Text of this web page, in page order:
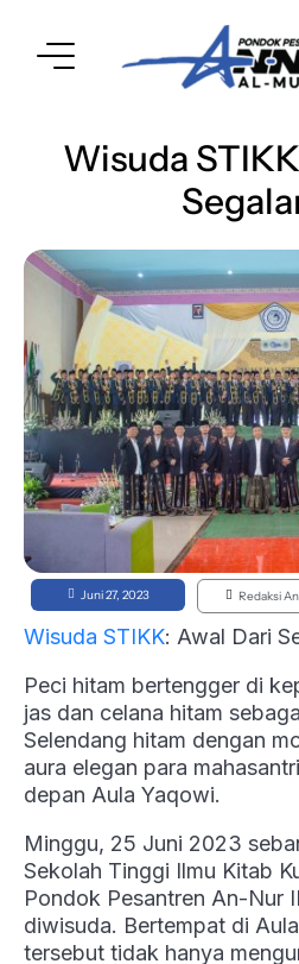
Wisuda
Juni 27, 2023 Redaksi
Wisuda STIKK: Awal Dari
Peci hitam bertengger di
jas dan celana hitam
Selendang hitam dengan
aura elegan para
depan Aula Yaqowi.
Minggu, 25 Juni 2023
Sekolah Tinggi Ilmu Kitab
Pondok Pesantren An-Nur
diwisuda. Bertempat di
tersebut tidak hanya